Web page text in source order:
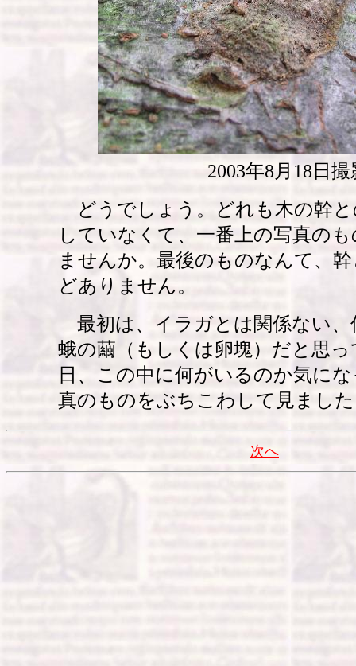
2003年8月18日撮
どうでしょう。どれも木の幹
していなくて、一番上の写真の
ませんか。最後のものなんて、
どありません。
最初は、イラガとは関係ない、
蛾の繭（もしくは卵塊）だと思
日、この中に何がいるのか気に
真のものをぶちこわして見まし
次へ